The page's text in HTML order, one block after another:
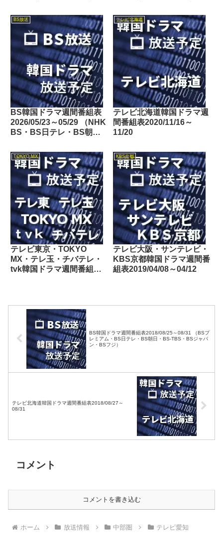
BS放送
BS韓国ドラマ週間番組表
2026/05/23～05/29 （NHK
BS・BS日テレ・BS朝
東・BSフジ）
テレビ北海道
テレビ北海道韓国ドラマ週
間番組表2020/11/16～
11/20
TOKYO MX
テレビ東京・TOKYO
MX・テレ玉・チバテレ・
tvk韓国ドラマ週間番組表
KBS京都
テレビ大阪・サンテレビ・
KBS京都韓国ドラマ週間番
組表2019/04/08～04/12
BS韓国ドラマ週間番組表2018/08/25～08/31 （BSプ
レミアム・BS日テレ・BS朝日・BS-TBS・BSジャパ
ン・BSフジ）
テレビ北海道韓国ドラマ週間番組表2018/08/27～
08/31
コメント
コメントを書き込む
ホーム 放送情報 中部圏 テレビ愛知